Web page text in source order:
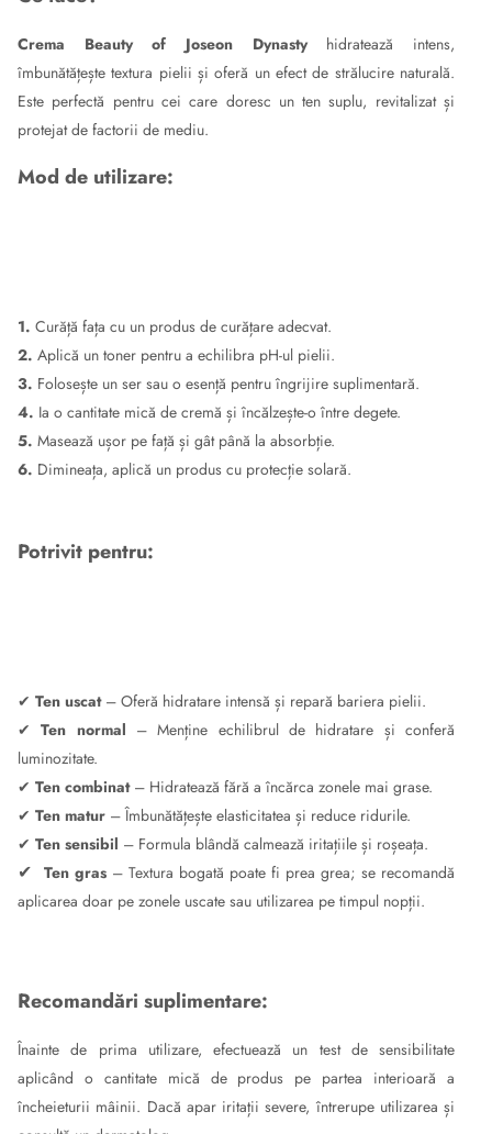
Crema Beauty of Joseon Dynastyhidratează intens,
îmbunătățește textura pielii și oferă un efect de strălucire naturală.
Este perfectă pentru cei care doresc un ten suplu, revitalizat și
protejat de factorii de mediu.
Mod de utilizare:
1. Curăță fața cu un produs de curățare adecvat.
2. Aplică un toner pentru a echilibra pH-ul pielii.
3. Folosește un ser sau o esență pentru îngrijire suplimentară.
4. Ia o cantitate mică de cremă și încălzește-o între degete.
5. Masează ușor pe față și gât până la absorbție.
6. Dimineața, aplică un produs cu protecție solară.
Potrivit pentru:
✔ Ten uscat– Oferă hidratare intensă și repară bariera pielii.
✔Ten normal – Menține echilibrul de hidratare și conferă
luminozitate.
✔ Ten combinat– Hidratează fără a încărca zonele mai grase.
✔ Ten matur – Îmbunătățește elasticitatea și reduce ridurile.
✔ Ten sensibil – Formula blândă calmează iritațiile și roșeața.
✔ Ten gras – Textura bogată poate fi prea grea; se recomandă
aplicarea doar pe zonele uscate sau utilizarea pe timpul nopții.
Recomandări suplimentare:
Înainte de prima utilizare, efectuează un test de sensibilitate
aplicând o cantitate mică de produs pe partea interioară a
încheieturii mâinii. Dacă apar iritații severe, întrerupe utilizarea și